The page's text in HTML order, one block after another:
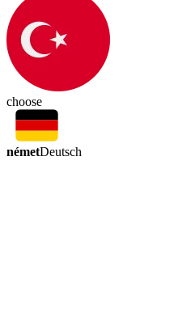
choose
németDeutsch